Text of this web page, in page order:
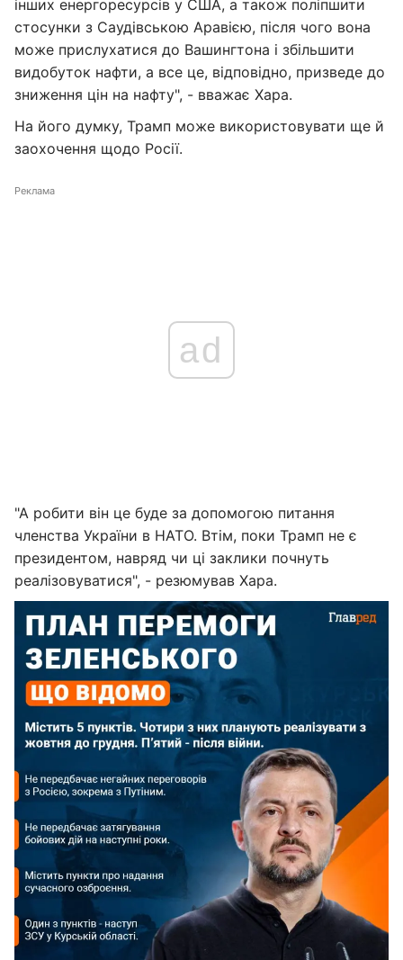
інших енергоресурсів у США, а також поліпшити
стосунки з Саудівською Аравією, після чого вона
може прислухатися до Вашингтона і збільшити
видобуток нафти, а все це, відповідно, призведе до
зниження цін на нафту", - вважає Хара.
На його думку, Трамп може використовувати ще й
заохочення щодо Росії.
Реклама
ad
"А робити він це буде за допомогою питання
членства України в НАТО. Втім, поки Трамп не є
президентом, навряд чи ці заклики почнуть
реалізовуватися", - резюмував Хара.